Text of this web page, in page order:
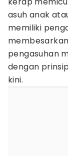
asuh anak
memiliki
pengasuhan
dengan
kini.